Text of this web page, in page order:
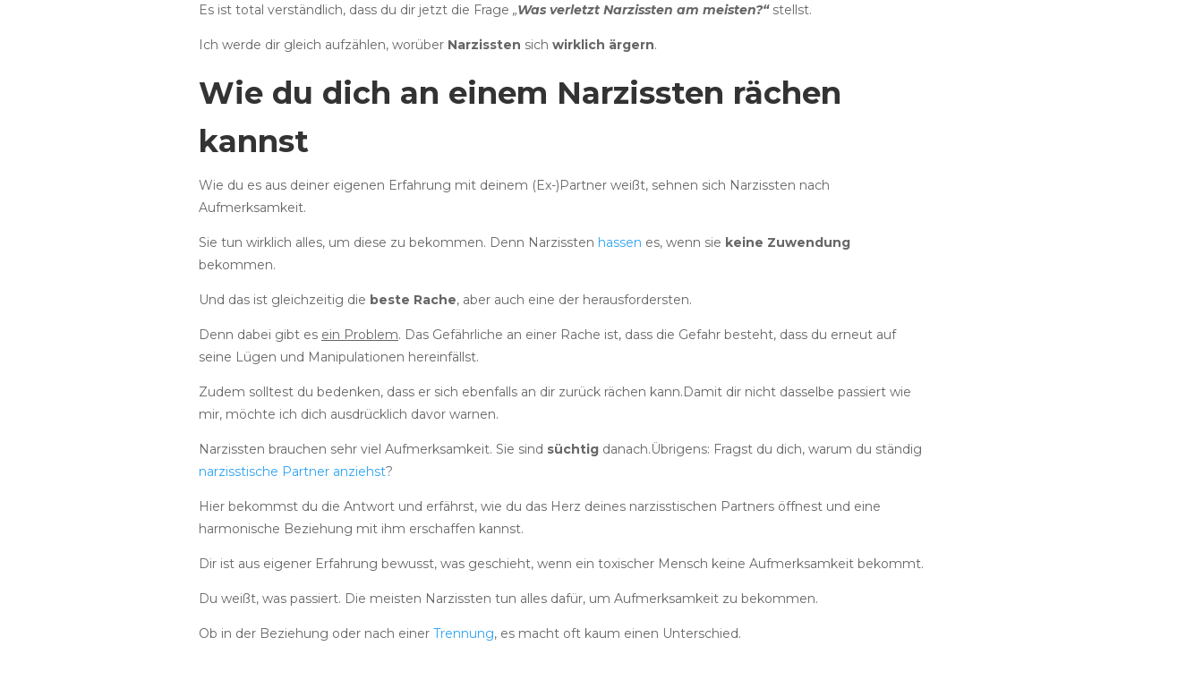
Es ist total verständlich, dass du dir jetzt die Frage „Was verletzt Narzissten am meisten?“ stellst.
Ich werde dir gleich aufzählen, worüber Narzissten sich wirklich ärgern.
Wie du dich an einem Narzissten rächen
kannst
Wie du es aus deiner eigenen Erfahrung mit deinem (Ex-)Partner weißt, sehnen sich Narzissten nach
Aufmerksamkeit.
Sie tun wirklich alles, um diese zu bekommen. Denn Narzissten hassen es, wenn sie keine Zuwendung
bekommen.
Und das ist gleichzeitig die beste Rache, aber auch eine der herausfordersten.
Denn dabei gibt es ein Problem. Das Gefährliche an einer Rache ist, dass die Gefahr besteht, dass du erneut auf
seine Lügen und Manipulationen hereinfällst.
Zudem solltest du bedenken, dass er sich ebenfalls an dir zurück rächen kann.Damit dir nicht dasselbe passiert wie
mir, möchte ich dich ausdrücklich davor warnen.
Narzissten brauchen sehr viel Aufmerksamkeit. Sie sind süchtig danach.Übrigens: Fragst du dich, warum du ständig
narzisstische Partner anziehst?
Hier bekommst du die Antwort und erfährst, wie du das Herz deines narzisstischen Partners öffnest und eine
harmonische Beziehung mit ihm erschaffen kannst.
Dir ist aus eigener Erfahrung bewusst, was geschieht, wenn ein toxischer Mensch keine Aufmerksamkeit bekommt.
Du weißt, was passiert. Die meisten Narzissten tun alles dafür, um Aufmerksamkeit zu bekommen.
Ob in der Beziehung oder nach einer Trennung, es macht oft kaum einen Unterschied.